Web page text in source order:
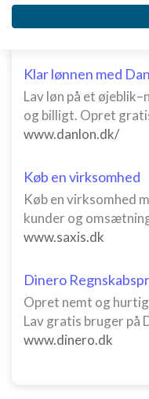
Klar lønnen med
Lav løn på et
og billigt. Opret
www.danlon.dk/
Køb en virksomhed
Køb en virksomhed
kunder og
www.saxis.dk
Dinero
Opret nemt og
Lav gratis bruger på
www.dinero.dk
Vi bruger dine data til følgende
IAB's behandlingsformål:
Bruge begrænsede
annoncering
Oprette profiler til
Bruge profiler til at
annoncering
Oprette profiler for at
Måle
Måle
Forstå målgrupper